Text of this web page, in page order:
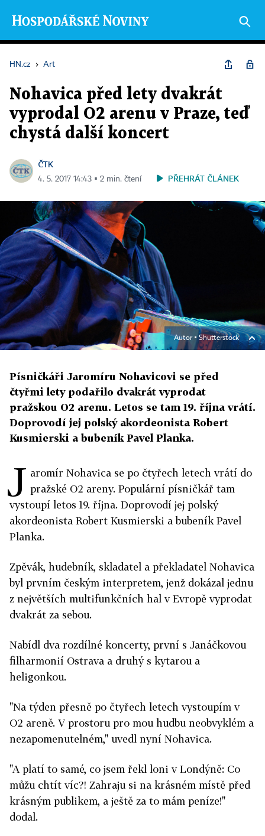
HN.cz › Art
Nohavica před lety dvakrát
vyprodal O2 arenu v Praze, teď
chystá další koncert
ČTK
4. 5. 2017 14:43 ▪ 2 min. čtení PŘEHRÁT ČLÁNEK
Autor ▪Shutterstock
Písničkáři Jaromíru Nohavicovi se před
čtyřmi lety podařilo dvakrát vyprodat
pražskou O2 arenu. Letos se tam 19. října vrátí.
Doprovodí jej polský akordeonista Robert
Kusmierski a bubeník Pavel Planka.
J aromír Nohavica se po čtyřech letech vrátí do
pražské O2 areny. Populární písničkář tam
vystoupí letos 19. října. Doprovodí jej polský
akordeonista Robert Kusmierski a bubeník Pavel
Planka.
Zpěvák, hudebník, skladatel a překladatel Nohavica
byl prvním českým interpretem, jenž dokázal jednu
z největších multifunkčních hal v Evropě vyprodat
dvakrát za sebou.
Nabídl dva rozdílné koncerty, první s Janáčkovou
filharmonií Ostrava a druhý s kytarou a
heligonkou.
"Na týden přesně po čtyřech letech vystoupím v
O2 areně. V prostoru pro mou hudbu neobvyklém a
nezapomenutelném," uvedl nyní Nohavica.
"A platí to samé, co jsem řekl loni v Londýně: Co
můžu chtít víc?! Zahraju si na krásném místě před
krásným publikem, a ještě za to mám peníze!"
dodal.